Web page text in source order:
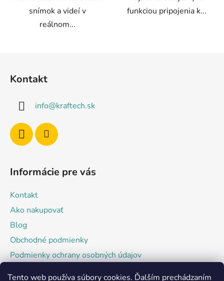
Tento web používa súbory cookies. Ďalším prechádzaním
snímok a videí v
reálnom...
funkciou pripojenia k...
Kontakt
info@kraftech.sk
Informácie pre vás
Kontakt
Ako nakupovať
Blog
Obchodné podmienky
Podmienky ochrany osobných údajov